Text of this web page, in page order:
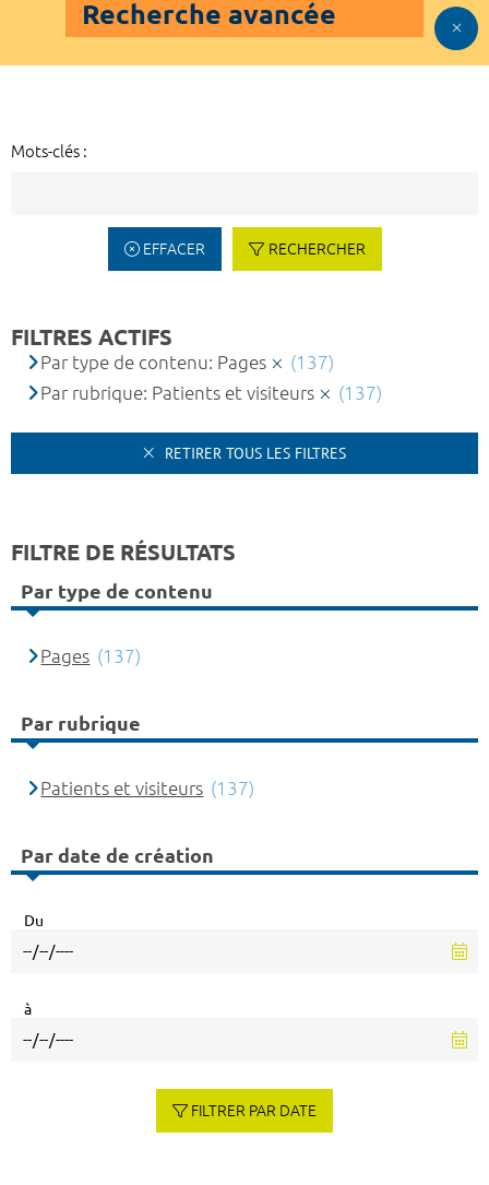
Recherche avancée
Mots-clés :
EFFACER RECHERCHER
FILTRES ACTIFS
Par type de contenu: Pages
(137)
Par rubrique: Patients et visiteurs
(137)
RETIRER TOUS LES FILTRES
FILTRE DE RÉSULTATS
Par type de contenu
Pages (137)
Par rubrique
Patients et visiteurs (137)
Par date de création
Du
à
FILTRER PAR DATE